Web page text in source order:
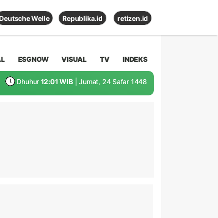
Deutsche Welle Republika.id retizen.id
ESGNOW VISUAL TV INDEKS
Dhuhur 12:01 WIB | Jumat, 24 Safar 1448